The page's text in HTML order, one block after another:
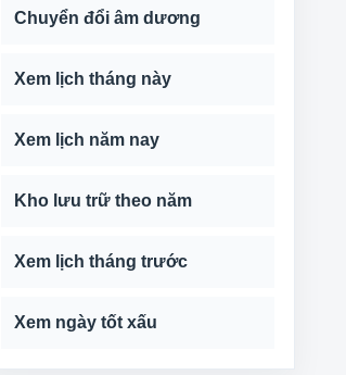
Chuyển đổi âm dương
Xem lịch tháng này
Xem lịch năm nay
Kho lưu trữ theo năm
Xem lịch tháng trước
Xem ngày tốt xấu